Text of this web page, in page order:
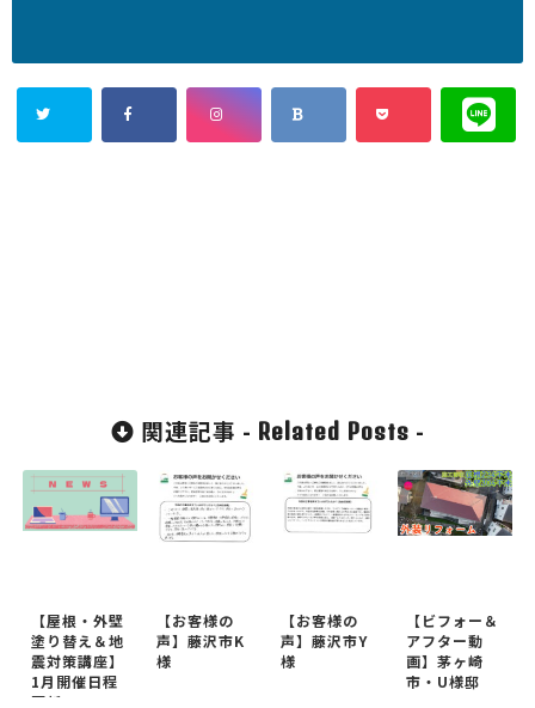
関連記事 - Related Posts -
【屋根・外壁
塗り替え＆地
震対策講座】
1月開催日程
更新
【お客様の
声】藤沢市K
様
【お客様の
声】藤沢市Y
様
【ビフォー＆
アフター動
画】茅ヶ崎
市・U様邸